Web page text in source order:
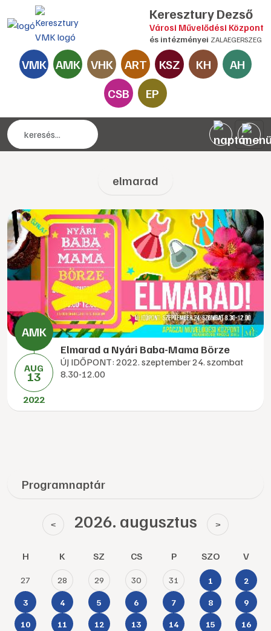
Keresztury Dezső
Városi Művelődési Központ
és intézményei ZALAEGERSZEG
VMK AMK VHK ART KSZ KH
AH
CSB
EP
elmarad
AUG
13
2022
Elmarad a Nyári Baba-Mama Börze
ÚJ IDŐPONT: 2022. szeptember 24. szombat
8.30-12.00
Programnaptár
< 2026. augusztus >
H K SZ CS P SZO V
27 28 29 30 31 1 2
3 4 5 6 7 8 9
10 11 12 13 14 15 16